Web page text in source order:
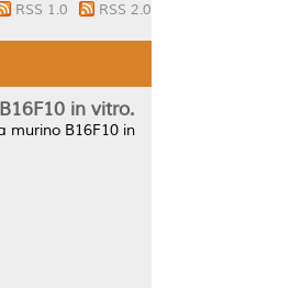
RSS 1.0 RSS 2.0
in vitro.
murino B16F10 in